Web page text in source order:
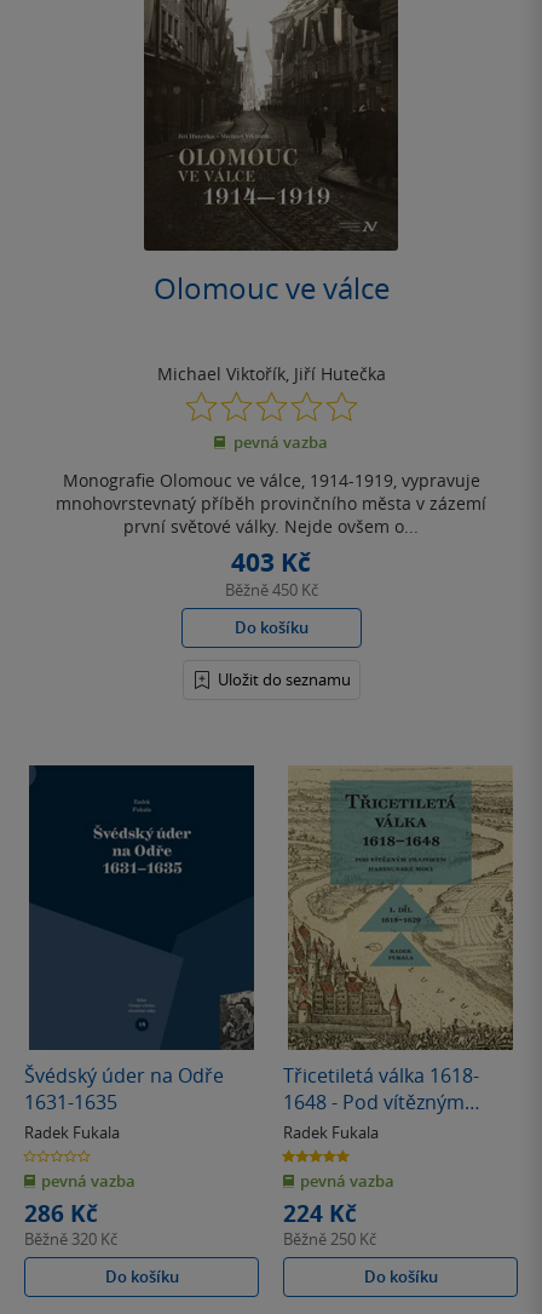
Olomouc ve válce
Michael Viktořík, Jiří Hutečka
0.0
z
5
pevná vazba
Monografie Olomouc ve válce, 1914-1919, vypravuje
mnohovrstevnatý příběh provinčního města v zázemí
první světové války. Nejde ovšem o...
403 Kč
Běžně450 Kč
Do košíku
Uložit do seznamu
Švédský úder na Odře
1631-1635
Radek Fukala
0.0
z
5
hvězdiček
pevná vazba
286 Kč
Běžně 320 Kč
Do košíku
Třicetiletá válka 1618-
1648 - Pod vítězným
praporem habsburské
moci
Radek Fukala
5.0
z
5
hvězdiček
pevná vazba
224 Kč
Běžně250 Kč
Do košíku